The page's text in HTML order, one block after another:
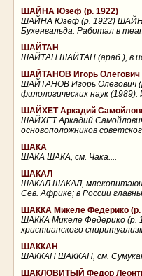
ШАЙНА Юзеф (р. 1922)
ШАЙНА Юзеф (р. 1922) ШАЙНА
Бухенвальда. Работал в
ШАЙТАН
ШАЙТАН ШАЙТАН (араб.), в
ШАЙТАНОВ Игорь Олегович
ШАЙТАНОВ Игорь Олегович
филологических наук
ШАЙХЕТ Аркадий
ШАЙХЕТ Аркадий
основоположников
ШАКА
ШАКА ШАКА, см. Чака....
ШАКАЛ
ШАКАЛ ШАКАЛ,
Сев. Африке; в России
ШАККА Микеле Федерико (р.
ШАККА Микеле Федерико (р.
христианского
ШАККАН
ШАККАН ШАККАН, см.
ШАКЛОВИТЫЙ Федор